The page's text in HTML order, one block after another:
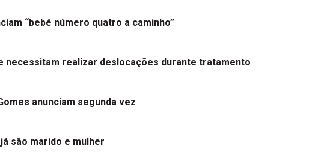
“bebé número quatro a caminho”
necessitam realizar deslocações durante tratamento
anunciam segunda vez
são marido e mulher